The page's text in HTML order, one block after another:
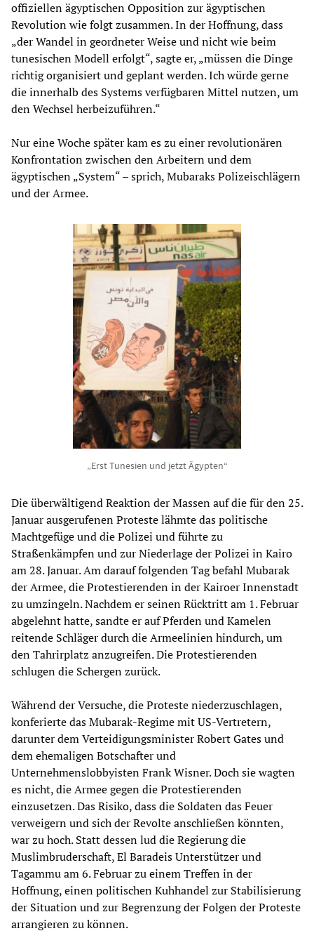
offiziellen ägyptischen Opposition zur ägyptischen
Revolution wie folgt zusammen. In der Hoffnung, dass
„der Wandel in geordneter Weise und nicht wie beim
tunesischen Modell erfolgt“, sagte er, „müssen die Dinge
richtig organisiert und geplant werden. Ich würde gerne
die innerhalb des Systems verfügbaren Mittel nutzen, um
den Wechsel herbeizuführen.“
Nur eine Woche später kam es zu einer revolutionären
Konfrontation zwischen den Arbeitern und dem
ägyptischen „System“ – sprich, Mubaraks Polizeischlägern
und der Armee.
„Erst Tunesien und jetzt Ägypten“
Die überwältigend Reaktion der Massen auf die für den 25.
Januar ausgerufenen Proteste lähmte das politische
Machtgefüge und die Polizei und führte zu
Straßenkämpfen und zur Niederlage der Polizei in Kairo
am 28. Januar. Am darauf folgenden Tag befahl Mubarak
der Armee, die Protestierenden in der Kairoer Innenstadt
zu umzingeln. Nachdem er seinen Rücktritt am 1. Februar
abgelehnt hatte, sandte er auf Pferden und Kamelen
reitende Schläger durch die Armeelinien hindurch, um
den Tahrirplatz anzugreifen. Die Protestierenden
schlugen die Schergen zurück.
Während der Versuche, die Proteste niederzuschlagen,
konferierte das Mubarak-Regime mit US-Vertretern,
darunter dem Verteidigungsminister Robert Gates und
dem ehemaligen Botschafter und
Unternehmenslobbyisten Frank Wisner. Doch sie wagten
es nicht, die Armee gegen die Protestierenden
einzusetzen. Das Risiko, dass die Soldaten das Feuer
verweigern und sich der Revolte anschließen könnten,
war zu hoch. Statt dessen lud die Regierung die
Muslimbruderschaft, El Baradeis Unterstützer und
Tagammu am 6. Februar zu einem Treffen in der
Hoffnung, einen politischen Kuhhandel zur Stabilisierung
der Situation und zur Begrenzung der Folgen der Proteste
arrangieren zu können.